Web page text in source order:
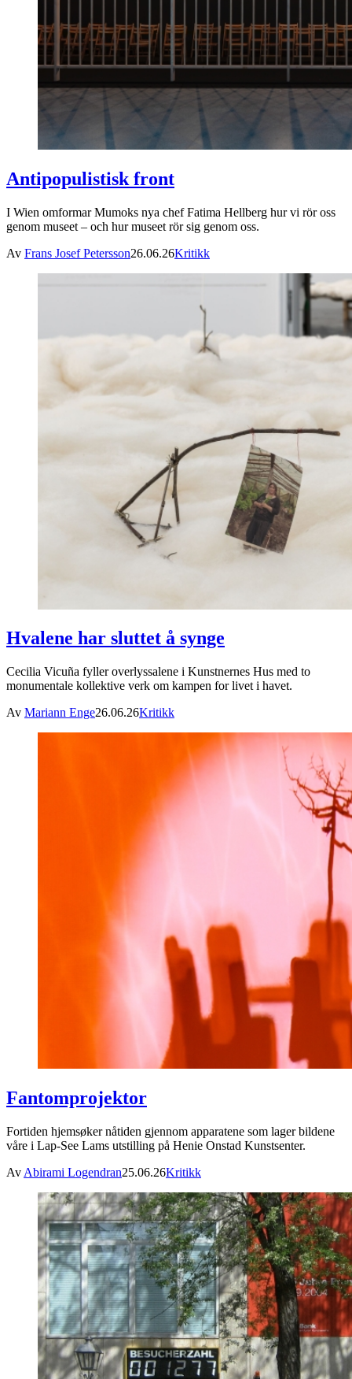
Antipopulistisk front
I Wien omformar Mumoks nya chef Fatima Hellberg hur vi rör oss
genom museet – och hur museet rör sig genom oss.
Av Frans Josef Petersson26.06.26Kritikk
Hvalene har sluttet å synge
Cecilia Vicuña fyller overlyssalene i Kunstnernes Hus med to
monumentale kollektive verk om kampen for livet i havet.
Av Mariann Enge26.06.26Kritikk
Fantomprojektor
Fortiden hjemsøker nåtiden gjennom apparatene som lager bildene
våre i Lap-See Lams utstilling på Henie Onstad Kunstsenter.
Av Abirami Logendran25.06.26Kritikk